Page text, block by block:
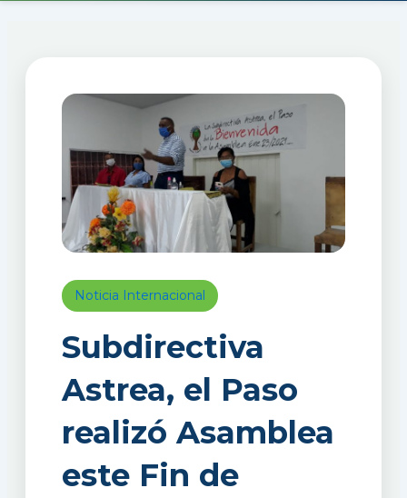
Noticia Internacional
Subdirectiva
Astrea, el Paso
realizó Asamblea
este Fin de